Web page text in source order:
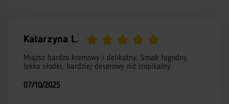
Katarzyna L.
Miąższ bardzo kremowy i delikatny. Smak łagodny,
lekko słodki, bardziej deserowy niż tropikalny.
07/10/2025